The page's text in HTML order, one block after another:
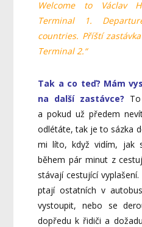
Welcome to Václav
Terminal 1.
countries. Příští
Terminal 2.“
Tak a co teď? Mám
na další zastávce?
a pokud už předem
odlétáte, tak je to sázka
mi líto, když vidím, jak
během pár minut z
stávají cestující
ptají ostatních v
vystoupit, nebo se
dopředu k řidiči a